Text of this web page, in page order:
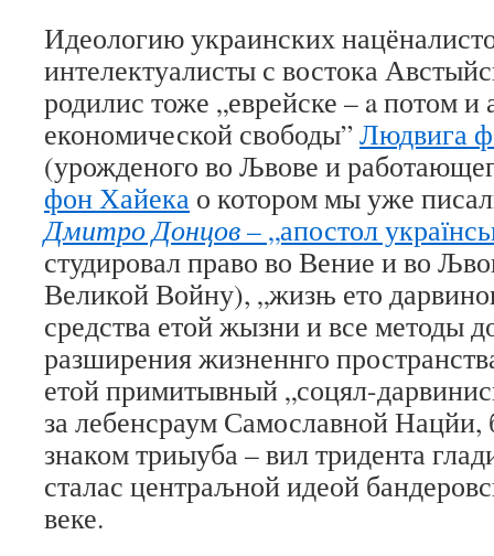
Идеологию украинских
интелектуалисты с востока
родилис тоже „еврейске – a потом и
економической свободы”Людвига
(урожденого во Љвове и
фон Хайека о котором мы уже
Дмитро Донцов– „апостол
студировал право во Вение и во
Великой Войну), „жизњ ето
средства етой жызни и все методы
разширения жизненнго
етой примитывный „соцял-
за лебенсраум Самославной Нацйи,
знаком триыуба – вил тридента
сталас центраљной идеой
веке.